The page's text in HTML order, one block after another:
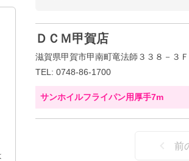
ＤＣＭ甲賀店
滋賀県甲賀市甲南町竜法師３３８－３
TEL: 0748-86-1700
サンホイルフライパン用厚手7m
前